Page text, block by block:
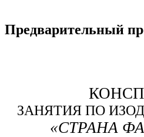
Предварительный
ЗАНЯТИЯ ПО
«СТРАНА